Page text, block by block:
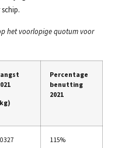
het voorlopige quotum voor
Percentage
benutting
2021
115%